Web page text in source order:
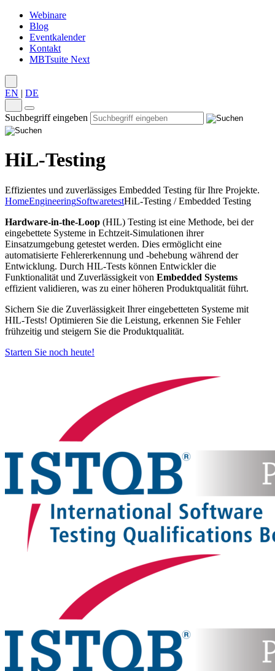
Webinare
Blog
Eventkalender
Kontakt
MBTsuite Next
EN | DE
Suchbegriff eingeben
HiL-Testing
Effizientes und zuverlässiges Embedded Testing für Ihre Projekte.
HomeEngineeringSoftwaretestHiL-Testing / Embedded Testing
Hardware-in-the-Loop (HIL) Testing ist eine Methode, bei der
eingebettete Systeme in Echtzeit-Simulationen ihrer
Einsatzumgebung getestet werden. Dies ermöglicht eine
automatisierte Fehlererkennung und -behebung während der
Entwicklung. Durch HIL-Tests können Entwickler die
Funktionalität und Zuverlässigkeit von Embedded Systems
effizient validieren, was zu einer höheren Produktqualität führt.
Sichern Sie die Zuverlässigkeit Ihrer eingebetteten Systeme mit
HIL-Tests! Optimieren Sie die Leistung, erkennen Sie Fehler
frühzeitig und steigern Sie die Produktqualität.
Starten Sie noch heute!